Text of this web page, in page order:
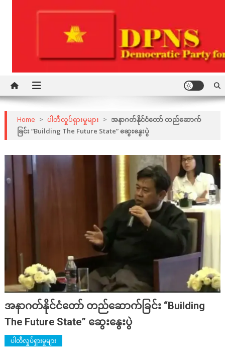
DPNS
Home > ပါတီလှုပ်ရှားမှုများ > အနာဂတ်နိုင်ငံတော် တည်ဆောက်
ခြင်း “Building The Future State” ဆွေးနွေးပွဲ
အနာဂတ်နိုင်ငံတော် တည်ဆောက်ခြင်း “Building
The Future State” ဆွေးနွေးပွဲ
ပါတီလှုပ်ရှားမှုများ